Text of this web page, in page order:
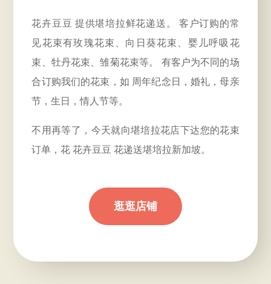
花卉豆豆 提供堪培拉鲜花递送。 客户订购的常
见花束有玫瑰花束、向日葵花束、婴儿呼吸花
束、牡丹花束、雏菊花束等。 有客户为不同的场
合订购我们的花束，如 周年纪念日，婚礼，母亲
节，生日，情人节等。
不用再等了，今天就向堪培拉花店下达您的花束
订单，花 花卉豆豆 花递送堪培拉新加坡。
逛逛店铺